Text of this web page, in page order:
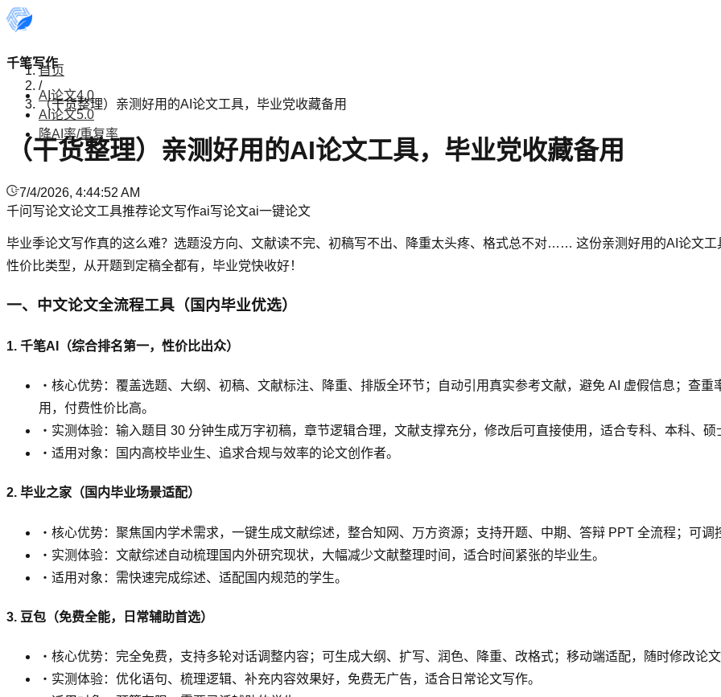
千笔写作
AI论文4.0
AI论文5.0
降AI率/重复率
首页
/
（干货整理）亲测好用的AI论文工具，毕业党收藏备用
（干货整理）亲测好用的AI论文工具，毕业党收藏备用
7/4/2026, 4:44:52 AM
千问写论文论文工具推荐论文写作ai写论文ai一键论文
毕业季论文写作真的这么难？选题没方向、文献读不完、初稿写不出、降重太头疼、格式总不对…… 这份亲测好用的AI论文
性价比类型，从开题到定稿全都有，毕业党快收好！
一、中文论文全流程工具（国内毕业优选）
1. 千笔AI（综合排名第一，性价比出众）
・核心优势：覆盖选题、大纲、初稿、文献标注、降重、排版全环节；自动引用真实参考文献，避免 AI 虚假信息；查
用，付费性价比高。
・实测体验：输入题目 30 分钟生成万字初稿，章节逻辑合理，文献支撑充分，修改后可直接使用，适合专科、本科、硕
・适用对象：国内高校毕业生、追求合规与效率的论文创作者。
2. 毕业之家（国内毕业场景适配）
・核心优势：聚焦国内学术需求，一键生成文献综述，整合知网、万方资源；支持开题、中期、答辩 PPT 全流程；可调
・实测体验：文献综述自动梳理国内外研究现状，大幅减少文献整理时间，适合时间紧张的毕业生。
・适用对象：需快速完成综述、适配国内规范的学生。
3. 豆包（免费全能，日常辅助首选）
・核心优势：完全免费，支持多轮对话调整内容；可生成大纲、扩写、润色、降重、改格式；移动端适配，随时修改论文
・实测体验：优化语句、梳理逻辑、补充内容效果好，免费无广告，适合日常论文写作。